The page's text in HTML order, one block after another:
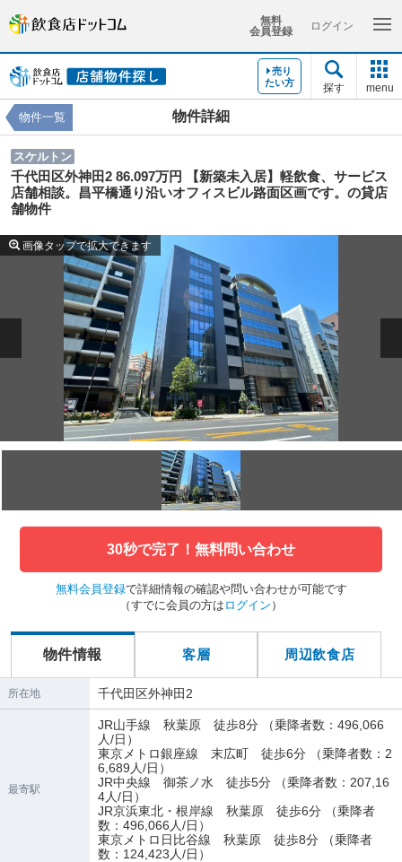
無料
会員登録
ログイン
売り
たい方
探す menu
物件詳細
物件一覧
スケルトン
千代田区外神田2 86.097万円 【新築未入居】軽飲食、サービス
店舗相談。昌平橋通り沿いオフィスビル路面区画です。の貸店
舗物件
画像タップで拡大できます
30秒で完了！無料問い合わせ
無料会員登録で詳細情報の確認や問い合わせが可能です
（すでに会員の方は ログイン ）
物件情報 客層 周辺飲食店
所在地 千代田区外神田2
最寄駅
JR山手線 秋葉原 徒歩8分 （乗降者数：496,066
人/日）
東京メトロ銀座線 末広町 徒歩6分 （乗降者数：2
6,689人/日）
JR中央線 御茶ノ水 徒歩5分 （乗降者数：207,16
4人/日）
JR京浜東北・根岸線 秋葉原 徒歩6分 （乗降者
数：496,066人/日）
東京メトロ日比谷線 秋葉原 徒歩8分 （乗降者
数：124,423人/日）